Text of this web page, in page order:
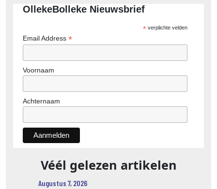
OllekeBolleke Nieuwsbrief
*verplichte velden
Email Address *
Voornaam
Achternaam
Véél gelezen artikelen
Augustus 7, 2026